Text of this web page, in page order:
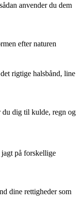
anvender du dem
efter naturen
rigtige halsbånd, line
du dig til kulde, regn og
på forskellige
dine rettigheder som